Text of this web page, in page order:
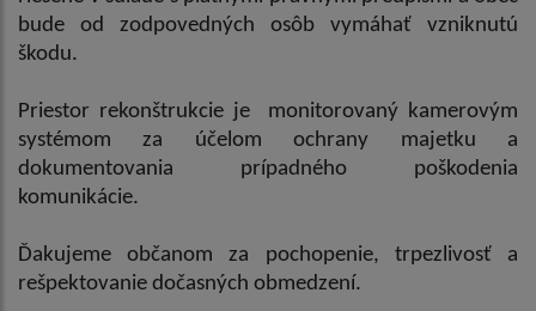
bude od zodpovedných osôb vymáhať vzniknutú
škodu.
Priestor rekonštrukcie je monitorovaný kamerovým
systémom za účelom ochrany majetku a
dokumentovania prípadného poškodenia
komunikácie.
Ďakujeme občanom za pochopenie, trpezlivosť a
rešpektovanie dočasných obmedzení.